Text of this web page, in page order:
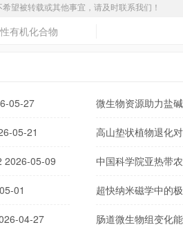
望被转载或其他事宜，请及时联系我们！
有机化合物
05-27 微生物资源助力盐
05-21 高山垫状植物退化
2026-05-09 中国科学院亚热带
01 超快纳米磁学中的
04-27 肠道微生物组变化